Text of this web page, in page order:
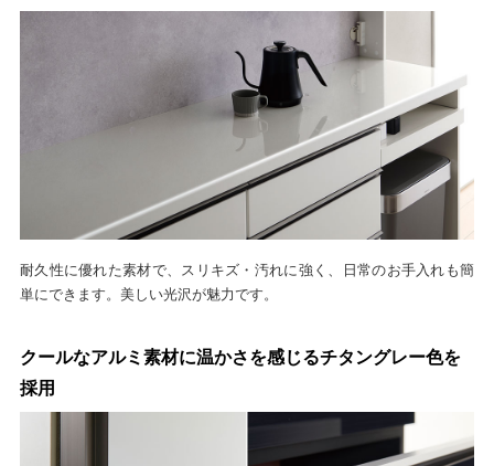
耐久性に優れた素材で、スリキズ・汚れに強く、日常のお手入れも簡
単にできます。美しい光沢が魅力です。
クールなアルミ素材に温かさを感じるチタングレー色を
採用